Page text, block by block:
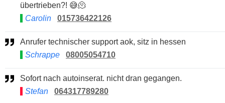
übertrieben?! 😅🫠
Carolin
015736422126
Anrufer technischer support aok, sitz in hessen
Schrappe
08005054710
Sofort nach autoinserat. nicht dran gegangen.
Stefan
064317789280